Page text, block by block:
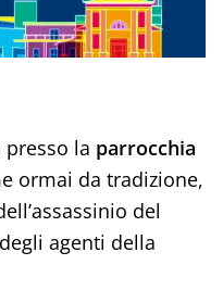
presso la parrocchia
ormai da tradizione,
del
agenti della